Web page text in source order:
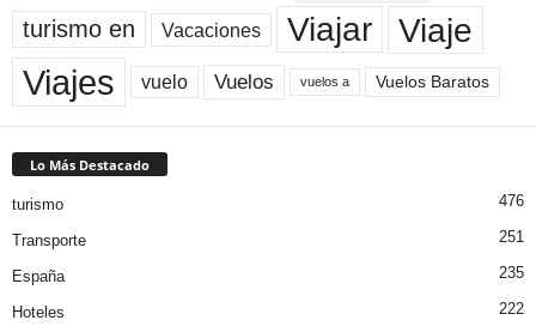
turismo en Vacaciones Viajar Viaje
Viajes vuelo Vuelos vuelos a Vuelos Baratos
Lo Más Destacado
turismo 476
Transporte 251
España 235
Hoteles 222